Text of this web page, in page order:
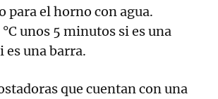
para el horno con agua.
unos 5 minutos si es una
es una barra.
que cuentan con una